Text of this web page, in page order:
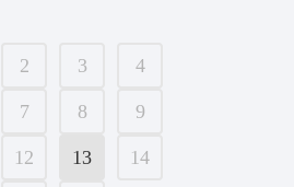
2 3 4
7 8 9
12 13 14